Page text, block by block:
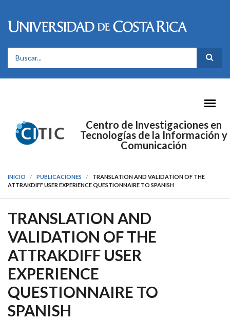
FORMULARIO DE BÚSQUEDA
Centro de Investigaciones en
Tecnologías de la Información y
Comunicación
INICIO PUBLICACIONES
TRANSLATION AND VALIDATION OF THE
ATTRAKDIFF USER EXPERIENCE QUESTIONNAIRE TO SPANISH
TRANSLATION AND
VALIDATION OF THE
ATTRAKDIFF USER
EXPERIENCE
QUESTIONNAIRE TO
SPANISH